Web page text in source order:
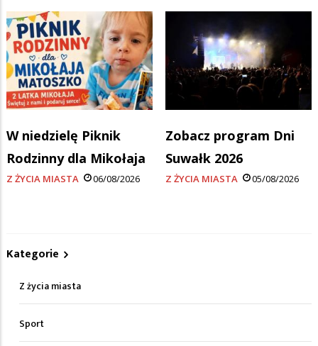
W niedzielę Piknik
Rodzinny dla Mikołaja
Z ŻYCIA MIASTA 06/08/2026
Zobacz program Dni
Suwałk 2026
Z ŻYCIA MIASTA 05/08/2026
Kategorie
Z życia miasta
Sport